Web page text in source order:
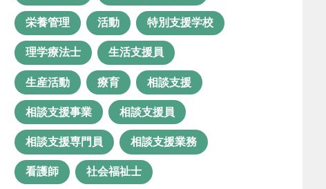
困った行動 困窮者支援
地域生活 地域連携
夫婦で勤務 子ども
子どもの成長 安定
実習 年間行事 支援制度
支援級 放課後等デイサービス
栄養管理 活動 特別支援学校
理学療法士 生活支援員
生産活動 療育 相談支援
相談支援事業 相談支援員
相談支援専門員 相談支援業務
看護師 社会福祉士